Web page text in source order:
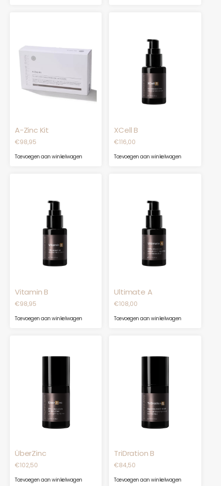
A-Zinc Kit
€98,95
Toevoegen aan winkelwagen
XCell B
€116,00
Toevoegen aan winkelwagen
Vitamin B
€98,95
Toevoegen aan winkelwagen
Ultimate A
€108,00
Toevoegen aan winkelwagen
ÜberZinc
€102,50
Toevoegen aan winkelwagen
TriDration B
€84,50
Toevoegen aan winkelwagen